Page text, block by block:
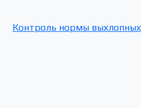
Контроль нормы выхлопных